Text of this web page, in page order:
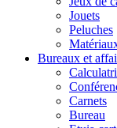
Jouets
Peluches
Bureaux et
Carnets
Bureau